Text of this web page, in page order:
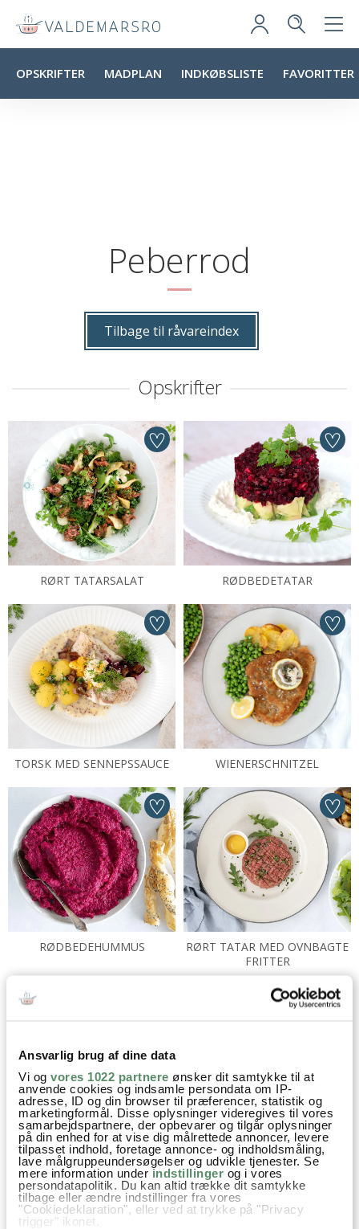
Ansvarlig brug af dine data
Vi og vores 1022 partnere ønsker dit samtykke til at
anvende cookies og indsamle persondata om IP-
adresse, ID og din browser til præferencer, statistik og
marketingformål. Disse oplysninger videregives til vores
samarbejdspartnere, der opbevarer og tilgår oplysninger
på din enhed for at vise dig målrettede annoncer, levere
tilpasset indhold, foretage annonce- og indholdsmåling,
lave målgruppeundersøgelser og udvikle tjenester. Se
mere information under indstillinger og i vores
persondatapolitik. Du kan altid trække dit samtykke
tilbage eller ændre indstillinger fra vores
"Cookiedeklaration", eller ved at trykke på "Privacy
trigger" ikonet.
OPSKRIFTER MADPLAN INDKØBSLISTE FAVORITTER
Peberrod
Tilbage til råvareindex
Opskrifter
RØRT TATARSALAT RØDBEDETATAR
TORSK MED SENNEPSSAUCE WIENERSCHNITZEL
RØDBEDEHUMMUS
RØRT TATAR MED OVNBAGTE
FRITTER
VEGETAR PARISERBØF MED
RØDBEDEBØFFER
hver uge og tilpas madplanen,
som du vil
LÆS MERE HER